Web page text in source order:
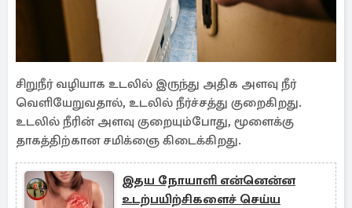
சிறுநீர் வழியாக உடலில் இருந்து அதிக அளவு நீர்
வெளியேறுவதால், உடலில் நீர்ச்சத்து குறைகிறது.
உடலில் நீரின் அளவு குறையும்போது, ​​மூளைக்கு
தாகத்திற்கான சமிக்ஞை கிடைக்கிறது.
இதய நோயாளி என்னென்ன
உடற்பயிற்சிகளைச் செய்ய